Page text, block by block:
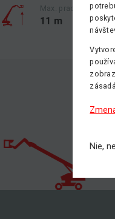
Max. pracovná výška
11 m
Nie,